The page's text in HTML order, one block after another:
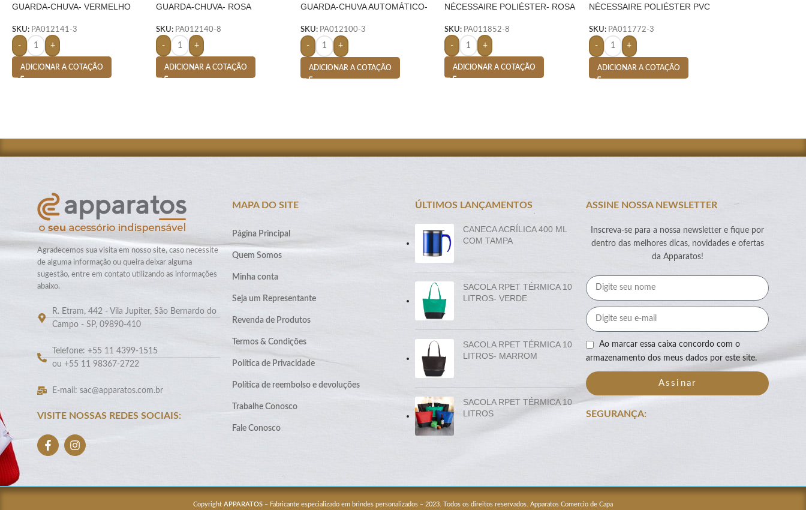
GUARDA-CHUVA- VERMELHO
SKU: PA012141-3
- +
ADICIONAR A COTAÇÃO
GUARDA-CHUVA- ROSA
SKU: PA012140-8
- +
ADICIONAR A COTAÇÃO
GUARDA-CHUVA AUTOMÁTICO-
SKU: PA012100-3
- +
ADICIONAR A COTAÇÃO
NÉCESSAIRE POLIÉSTER- ROSA
SKU: PA011852-8
- +
ADICIONAR A COTAÇÃO
NÉCESSAIRE POLIÉSTER PVC
SKU: PA011772-3
- +
ADICIONAR A COTAÇÃO
Agradecemos sua visita em nosso site, caso necessite
de alguma informação ou queira deixar alguma
sugestão, entre em contato utilizando as informações
abaixo.
R. Etram, 442 - Vila Jupiter, São Bernardo do
Campo - SP, 09890-410
Telefone: +55 11 4399-1515
ou +55 11 98367-2722
E-mail: sac@apparatos.com.br
VISITE NOSSAS REDES SOCIAIS:
MAPA DO SITE
Página Principal
Quem Somos
Minha conta
Seja um Representante
Revenda de Produtos
Termos & Condições
Política de Privacidade
Política de reembolso e devoluções
Trabalhe Conosco
Fale Conosco
ÚLTIMOS LANÇAMENTOS
CANECA ACRÍLICA 400 ML
COM TAMPA
SACOLA RPET TÉRMICA 10
LITROS- VERDE
SACOLA RPET TÉRMICA 10
LITROS- MARROM
SACOLA RPET TÉRMICA 10
LITROS
ASSINE NOSSA NEWSLETTER
Inscreva-se para a nossa newsletter e fique por
dentro das melhores dicas, novidades e ofertas
da Apparatos!
Ao marcar essa caixa concordo com o
armazenamento dos meus dados por este site.
Assinar
SEGURANÇA:
Copyright APPARATOS – Fabricante especializado em brindes personalizados – 2023. Todos os direitos reservados. Apparatos Comercio de Capa